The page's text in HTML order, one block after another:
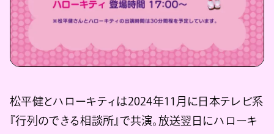
松平健とハローキティは2024年11月に日本テレビ系
『行列のできる相談所』で共演。放送翌日にハローキ